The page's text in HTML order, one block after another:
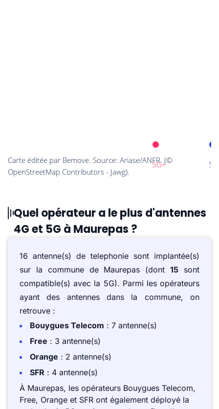
Quel opérateur a le plus d'antennes
4G et 5G à Maurepas ?
16 antenne(s) de telephonie sont implantée(s)
sur la commune de Maurepas (dont15 sont
compatible(s) avec la 5G). Parmi les opérateurs
ayant des antennes dans la commune, on
retrouve :
Bouygues Telecom : 7 antenne(s)
Free : 3 antenne(s)
Orange : 2 antenne(s)
SFR : 4 antenne(s)
À Maurepas, les opérateurs Bouygues Telecom,
Free, Orange et SFR ont également déployé la